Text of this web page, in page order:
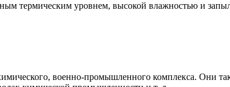
термическим уровнем, высокой влажностью и
военно-промышленного комплекса. Они